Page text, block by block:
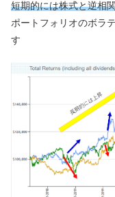
短期的には株式と逆相
ポートフォリオのボラ
す